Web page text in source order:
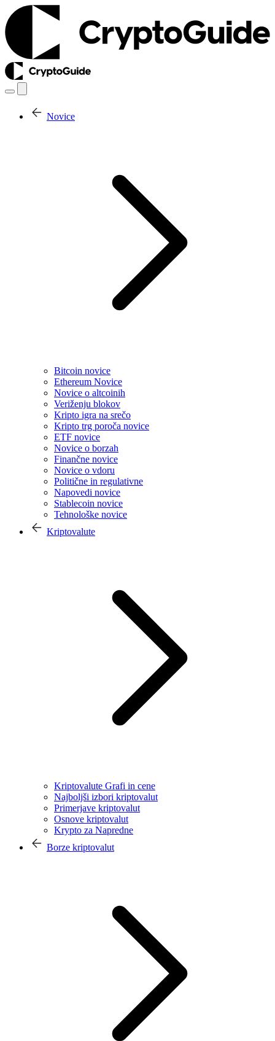
Novice
Bitcoin novice
Ethereum Novice
Novice o altcoinih
Veriženju blokov
Kripto igra na srečo
Kripto trg poroča novice
ETF novice
Novice o borzah
Finančne novice
Novice o vdoru
Politične in regulativne
Napovedi novice
Stablecoin novice
Tehnološke novice
Kriptovalute
Kriptovalute Grafi in cene
Najboljši izbori kriptovalut
Primerjave kriptovalut
Osnove kriptovalut
Krypto za Napredne
Borze kriptovalut